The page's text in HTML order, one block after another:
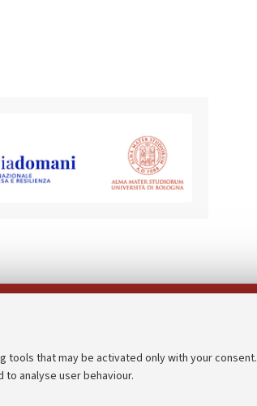
that may be activated only with your consent.
analyse user behaviour.Accessibility statement